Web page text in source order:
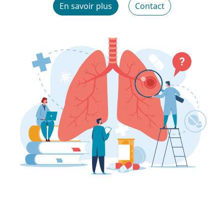
En savoir plus Contact